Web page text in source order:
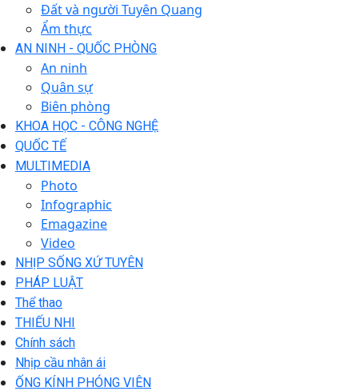
Đất và người Tuyên Quang
Ẩm thực
AN NINH - QUỐC PHÒNG
An ninh
Quân sự
Biên phòng
KHOA HỌC - CÔNG NGHỆ
QUỐC TẾ
MULTIMEDIA
Photo
Infographic
Emagazine
Video
NHỊP SỐNG XỨ TUYÊN
PHÁP LUẬT
Thể thao
THIẾU NHI
Chính sách
Nhịp cầu nhân ái
ỐNG KÍNH PHÓNG VIÊN